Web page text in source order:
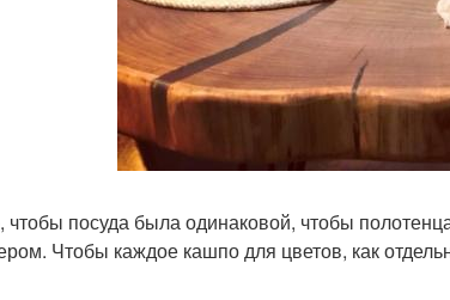
посуда была одинаковой, чтобы
Чтобы каждое кашпо для цветов, как